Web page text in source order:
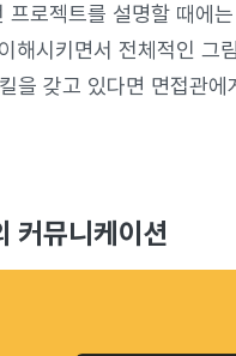
프로젝트를 설명할 때에
해시키면서 전체적인 그
을 갖고 있다면 면접관
커뮤니케이션